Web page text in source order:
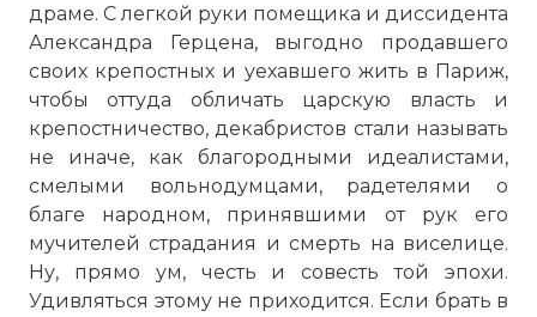
драме. С легкой руки помещика и диссидента
Александра Герцена, выгодно продавшего
своих крепостных и уехавшего жить в Париж,
чтобы оттуда обличать царскую власть и
крепостничество, декабристов стали называть
не иначе, как благородными идеалистами,
смелыми вольнодумцами, радетелями о
благе народном, принявшими от рук его
мучителей страдания и смерть на виселице.
Ну, прямо ум, честь и совесть той эпохи.
Удивляться этому не приходится. Если брать в